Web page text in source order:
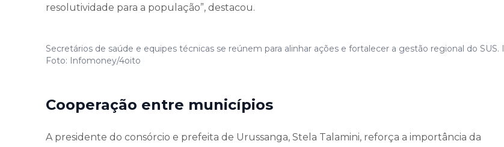
resolutividade para a população”, destacou.
Secretários de saúde e equipes técnicas se reúnem para alinhar ações e fortalecer a gestão regional do SUS. I
Foto: Infomoney/4oito
Cooperação entre municípios
A presidente do consórcio e prefeita de Urussanga, Stela Talamini, reforça a importância da